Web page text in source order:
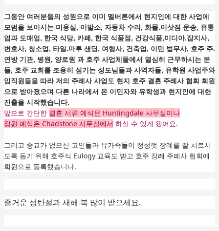
그동안 여러분들의 성원으로 이미 멜버른에서 현지인에 대한 사업에
모범을 보이시는 미용실, 이발소, 자동차 수리, 화물.이삿짐 운송, 유통
업과 도매업, 한국 식당, 카페, 한국 식품점, 건강식품,미디아.잡지사,
변호사, 청소업, 타일.마루 샌딩, 여행사, 건축업, 이민 법무사, 호주 주.
연방 기관, 병원, 양로원 과 호주 사업체들에서 열심히 근무하시는 분
들, 호주 교회를 조용히 섬기는 성도님들과 사역자들, 유학원 사업주와
임직원들을 따라 저의 주례사 사업도 현지 호주 결혼 주례사 협회 회원
으로 받아졌으며 다른 나라에서 온 이민자와 유학생과 현지인에 대한
진출을 시작했습니다.
앞으로 간단한 결혼 서류 예식은 Huntingdale 사무실이나
정원 예식은 Chadstone 사무실에서 하실 수 있게 됐어요.
그리고 종교가 없으신 고인들과 유가족들이 정성껏 장례를 잘 치르시
도록 돕기 위해 호주식 Eulogy 교육도 받고 호주 장례 주례사 협회에
회원으로 등록했습니다.
즐거운 성탄절과 새해 복 많이 받으세요.